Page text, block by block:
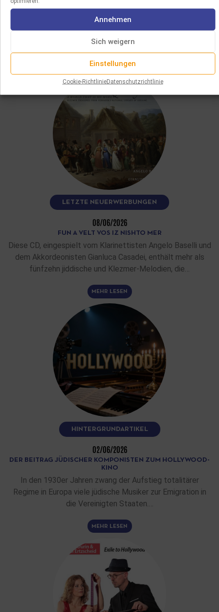
Annehmen
Sich weigern
Einstellungen
Cookie-RichtlinieDatenschutzrichtlinie
SIE WERDEN AUCH
GEFALLEN
LETZTE NEUERWERBUNGEN
08/06/2026
FUN A VELT VOS IZ NISHTO MER
Diese CD, eingespielt vom Klarinettisten Angelo Baselli und
dem Akkordeonisten Gianluca Casadei, enthält mehr als
fünfzehn jiddische und Klezmer-Melodien, die…
MEHR LESEN
HINTERGRUNDARTIKEL
02/06/2026
DER BEITRAG JÜDISCHER KOMPONISTEN ZUM HOLLYWOOD-
KINO
In den 1930er Jahren zwang der Aufstieg totalitärer
Regime in Europa viele jüdische Musiker zur Emigration in
die Vereinigten Staaten.…
MEHR LESEN